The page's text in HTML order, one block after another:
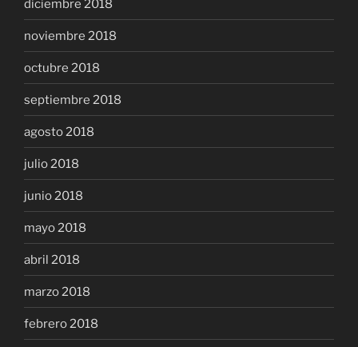
diciembre 2018
noviembre 2018
octubre 2018
septiembre 2018
agosto 2018
julio 2018
junio 2018
mayo 2018
abril 2018
marzo 2018
febrero 2018